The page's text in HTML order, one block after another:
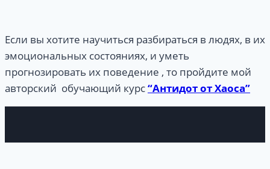
Если вы хотите научиться разбираться в людях, в их
эмоциональных состояниях, и уметь
прогнозировать их поведение , то пройдите мой
авторский обучающий курс“Антидот от Хаоса”